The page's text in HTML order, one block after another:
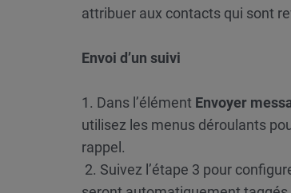
attribuer aux contacts qui sont
Envoi d’un suivi
1. Dans l’élément Envoyer
utilisez les menus déroulants
rappel.
2. Suivez l’étape 3 pour